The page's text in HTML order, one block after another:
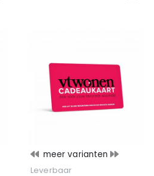
meer varianten
Leverbaar